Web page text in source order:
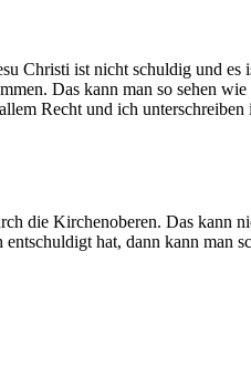
Christi ist nicht schuldig und es
Das kann man so sehen
Recht und ich
die Kirchenoberen. Das kann
hat, dann kann man